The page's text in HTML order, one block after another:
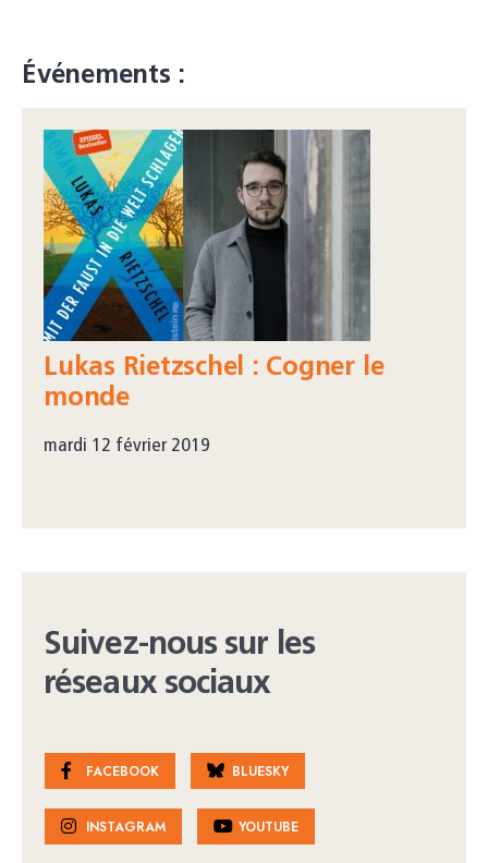
Événements :
Lukas Rietzschel : Cogner le
monde
mardi 12 février 2019
Suivez-nous sur les
réseaux sociaux
FACEBOOK BLUESKY
INSTAGRAM YOUTUBE